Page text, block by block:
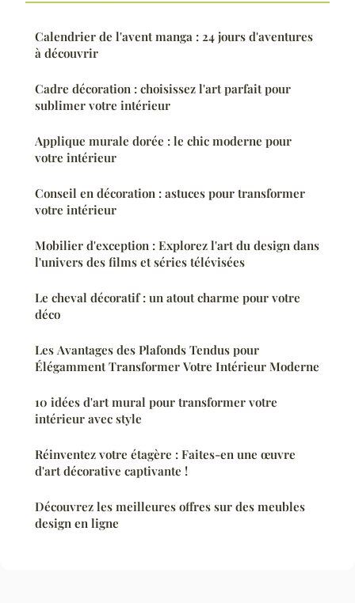
Calendrier de l'avent manga : 24 jours d'aventures
à découvrir
Cadre décoration : choisissez l'art parfait pour
sublimer votre intérieur
Applique murale dorée : le chic moderne pour
votre intérieur
Conseil en décoration : astuces pour transformer
votre intérieur
Mobilier d'exception : Explorez l'art du design dans
l'univers des films et séries télévisées
Le cheval décoratif : un atout charme pour votre
déco
Les Avantages des Plafonds Tendus pour
Élégamment Transformer Votre Intérieur Moderne
10 idées d'art mural pour transformer votre
intérieur avec style
Réinventez votre étagère : Faites-en une œuvre
d'art décorative captivante !
Découvrez les meilleures offres sur des meubles
design en ligne